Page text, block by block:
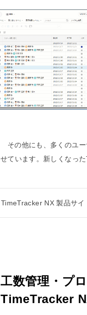
その他にも、多くのユ
せています。新しくなっ
TimeTracker NX 製品サイ
工数管理・プ
TimeTracker